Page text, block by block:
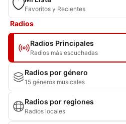
Favoritos y Recientes
Radios
Radios Principales
Radios más escuchadas
Radios por género
15 géneros musicales
Radios por regiones
Radios locales